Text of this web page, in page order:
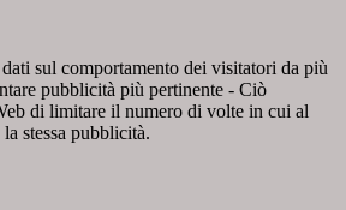
sul comportamento dei visitatori da più
pubblicità più pertinente - Ciò
di limitare il numero di volte in cui al
stessa pubblicità.